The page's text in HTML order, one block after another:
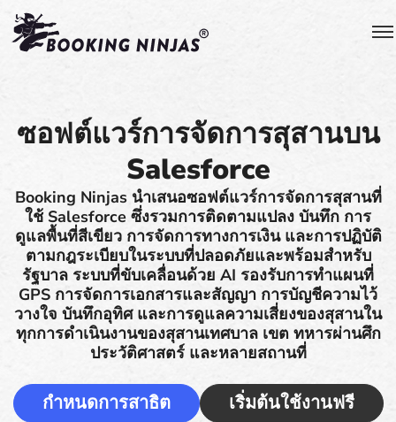
ซอฟต์แวร์การจัดการสุสานบน
Salesforce
Booking Ninjas นำเสนอซอฟต์แวร์การจัดการสุสานที่
ใช้ Salesforce ซึ่งรวมการติดตามแปลง บันทึก การ
ดูแลพื้นที่สีเขียว การจัดการทางการเงิน และการปฏิบัติ
ตามกฎระเบียบในระบบที่ปลอดภัยและพร้อมสำหรับ
รัฐบาล ระบบที่ขับเคลื่อนด้วย AI รองรับการทำแผนที่
GPS การจัดการเอกสารและสัญญา การบัญชีความไว้
วางใจ บันทึกอุทิศ และการดูแลความเสี่ยงของสุสานใน
ทุกการดำเนินงานของสุสานเทศบาล เขต ทหารผ่านศึก
ประวัติศาสตร์ และหลายสถานที่
กำหนดการสาธิต เริ่มต้นใช้งานฟรี